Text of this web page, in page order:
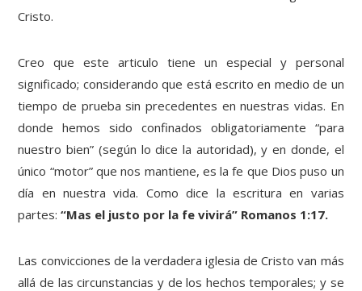
Cristo.
Creo que este articulo tiene un especial y personal
significado; considerando que está escrito en medio de un
tiempo de prueba sin precedentes en nuestras vidas. En
donde hemos sido confinados obligatoriamente “para
nuestro bien” (según lo dice la autoridad), y en donde, el
único “motor” que nos mantiene, es la fe que Dios puso un
día en nuestra vida. Como dice la escritura en varias
partes:“Mas el justo por la fe vivirá” Romanos 1:17.
Las convicciones de la verdadera iglesia de Cristo van más
allá de las circunstancias y de los hechos temporales; y se